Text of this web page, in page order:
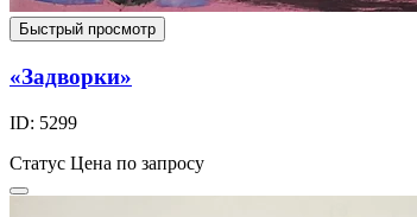
Быстрый просмотр
«Задворки»
ID: 5299
Статус Цена по запросу